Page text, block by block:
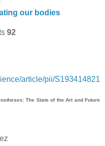
our bodies
92
article/pii/S193414821
The State of the Art and Future